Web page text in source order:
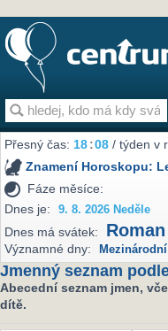
Přesný čas:18:08 / týden v
Znamení Horoskopu:
Fáze měsíce:
Dnes je:
9. 8. 2026 Neděle
Dnes má svátek: Roman
Významné dny:
Jmenný seznam
Abecední seznam jmen,
dítě.